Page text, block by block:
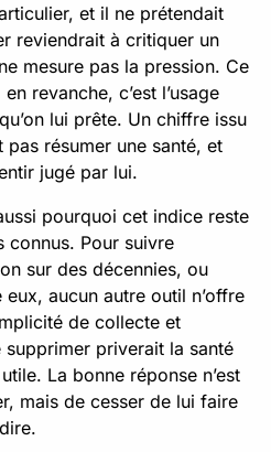
et il ne prétendait
reviendrait à critiquer un
mesure pas la pression. Ce
revanche, c’est l’usage
lui prête. Un chiffre issu
résumer une santé, et
jugé par lui.
pourquoi cet indice reste
connus. Pour suivre
sur des décennies, ou
aucun autre outil n’offre
de collecte et
priverait la santé
La bonne réponse n’est
mais de cesser de lui faire